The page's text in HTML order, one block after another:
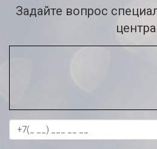
Задайте вопрос
центра